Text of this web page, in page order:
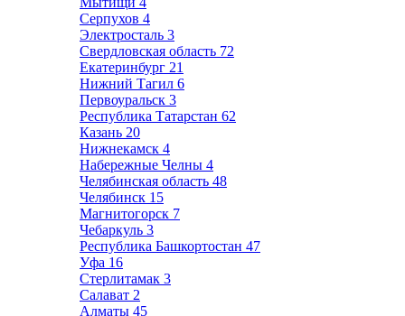
Серпухов 4
Электросталь 3
Свердловская область 72
Екатеринбург 21
Нижний Тагил 6
Первоуральск 3
Республика Татарстан 62
Казань 20
Нижнекамск 4
Набережные Челны 4
Челябинская область 48
Челябинск 15
Магнитогорск 7
Чебаркуль 3
Республика Башкортостан 47
Уфа 16
Стерлитамак 3
Салават 2
Алматы 45